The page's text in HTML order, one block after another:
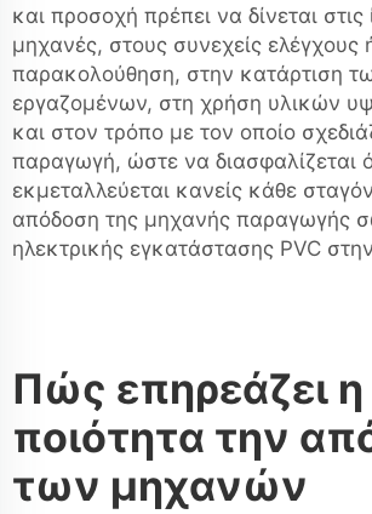
και προσοχή πρέπει να δίνεται στις
μηχανές, στους συνεχείς ελέγχους
παρακολούθηση, στην κατάρτιση
εργαζομένων, στη χρήση υλικών
και στον τρόπο με τον οποίο
παραγωγή, ώστε να διασφαλίζεται
εκμεταλλεύεται κανείς κάθε
απόδοση της μηχανής παραγωγής
ηλεκτρικής εγκατάστασης PVC
Πώς επηρεάζει η
ποιότητα την
των μηχανών